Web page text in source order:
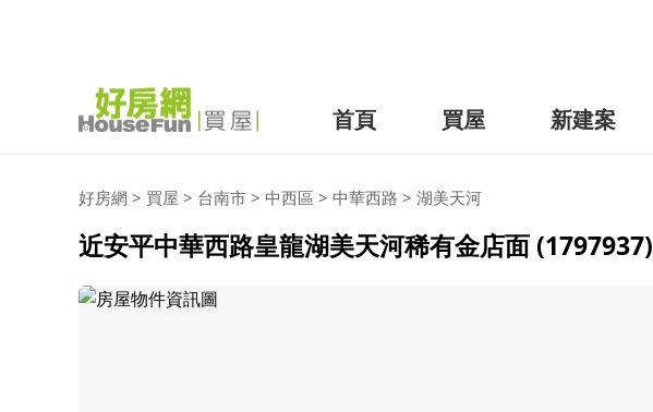
首頁 買屋 新建案
好房網 > 買屋 > 台南市 > 中西區 > 中華西路 > 湖美天河
近安平中華西路皇龍湖美天河稀有金店面 (1797937)